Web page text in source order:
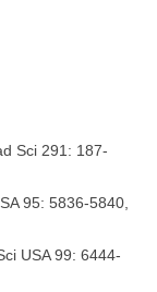
Sci 291: 187-
95: 5836-5840,
USA 99: 6444-